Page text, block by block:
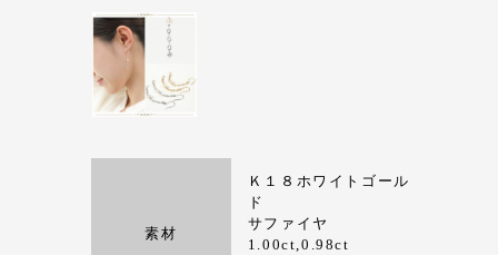
素材
Ｋ１８ホワイトゴール
ド
サファイヤ
1.00ct,0.98ct